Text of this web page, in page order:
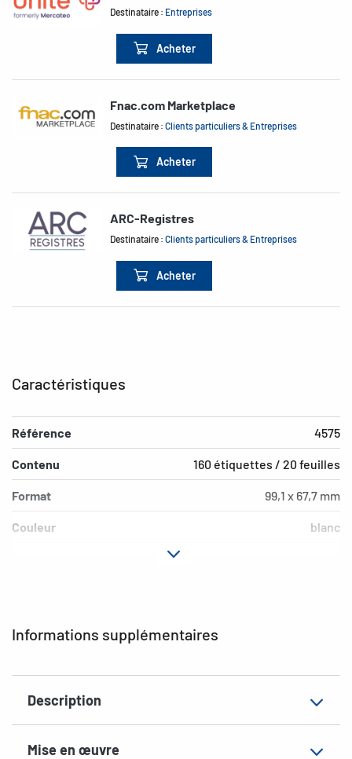
Destinataire : Entreprises
Acheter
Fnac.com Marketplace
Destinataire :Clients particuliers & Entreprises
Acheter
ARC-Registres
Destinataire :Clients particuliers & Entreprises
Acheter
Informations supplémentaires
Description
Mise en œuvre
Caractéristiques
Référence 4575
Contenu 160 étiquettes / 20 feuilles
Format 99,1 x 67,7 mm
Couleur blanc
supplémentaire